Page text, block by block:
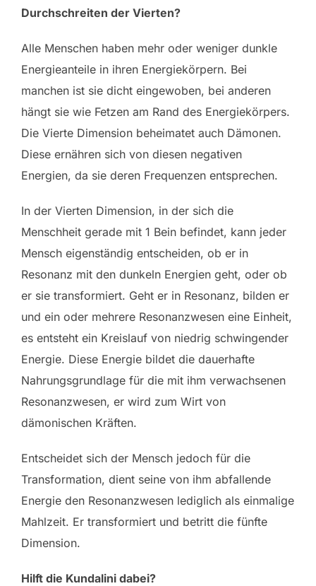
Durchschreiten der Vierten?
Alle Menschen haben mehr oder weniger dunkle
Energieanteile in ihren Energiekörpern. Bei
manchen ist sie dicht eingewoben, bei anderen
hängt sie wie Fetzen am Rand des Energiekörpers.
Die Vierte Dimension beheimatet auch Dämonen.
Diese ernähren sich von diesen negativen
Energien, da sie deren Frequenzen entsprechen.
In der Vierten Dimension, in der sich die
Menschheit gerade mit 1 Bein befindet, kann jeder
Mensch eigenständig entscheiden, ob er in
Resonanz mit den dunkeln Energien geht, oder ob
er sie transformiert. Geht er in Resonanz, bilden er
und ein oder mehrere Resonanzwesen eine Einheit,
es entsteht ein Kreislauf von niedrig schwingender
Energie. Diese Energie bildet die dauerhafte
Nahrungsgrundlage für die mit ihm verwachsenen
Resonanzwesen, er wird zum Wirt von
dämonischen Kräften.
Entscheidet sich der Mensch jedoch für die
Transformation, dient seine von ihm abfallende
Energie den Resonanzwesen lediglich als einmalige
Mahlzeit. Er transformiert und betritt die fünfte
Dimension.
Hilft die Kundalini dabei?